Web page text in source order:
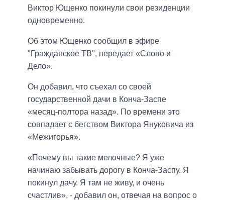
Виктор Ющенко покинули свои резиденции
одновременно.
Об этом Ющенко сообщил в эфире
"Гражданское ТВ", передает «Слово и
Дело».
Он добавил, что съехал со своей
государственной дачи в Конча-Заспе
«месяц-полтора назад». По времени это
совпадает с бегством Виктора Януковича из
«Межигорья».
«Почему вы такие мелочные? Я уже
начинаю забывать дорогу в Конча-Заспу. Я
покинул дачу. Я там не живу, и очень
счастлив», - добавил он, отвечая на вопрос о